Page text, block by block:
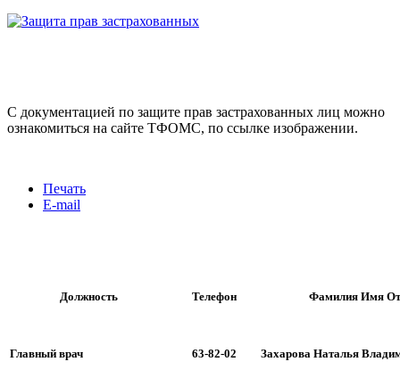
С документацией по защите прав застрахованных лиц можно
ознакомиться на сайте ТФОМС, по ссылке изображении.
Печать
E-mail
Должность Телефон Фамилия Имя
Главный врач 63-82-02 Захарова Наталья